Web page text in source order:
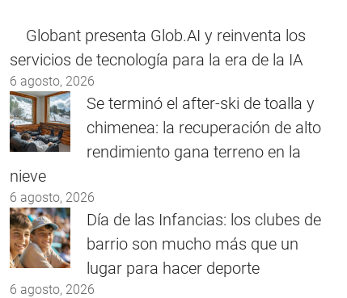
Globant presenta Glob.AI y reinventa los
servicios de tecnología para la era de la IA
6 agosto, 2026
Se terminó el after-ski de toalla y
chimenea: la recuperación de alto
rendimiento gana terreno en la
nieve
6 agosto, 2026
Día de las Infancias: los clubes de
barrio son mucho más que un
lugar para hacer deporte
6 agosto, 2026